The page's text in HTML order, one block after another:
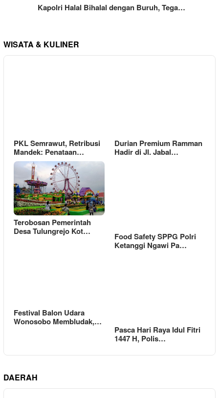
Kapolri Halal Bihalal dengan Buruh, Tega…
WISATA & KULINER
PKL Semrawut, Retribusi
Mandek: Penataan…
Durian Premium Ramman
Hadir di Jl. Jabal…
Terobosan Pemerintah
Desa Tulungrejo Kot…
Food Safety SPPG Polri
Ketanggi Ngawi Pa…
Festival Balon Udara
Wonosobo Membludak,…
Pasca Hari Raya Idul Fitri
1447 H, Polis…
DAERAH